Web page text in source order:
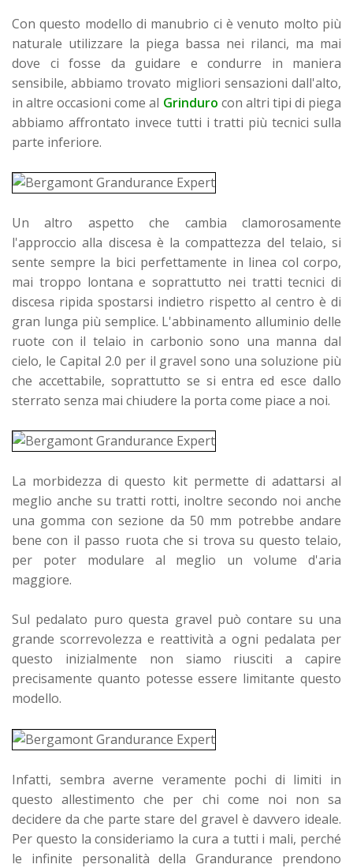
Con questo modello di manubrio ci è venuto molto più
naturale utilizzare la piega bassa nei rilanci, ma mai
dove ci fosse da guidare e condurre in maniera
sensibile, abbiamo trovato migliori sensazioni dall'alto,
in altre occasioni come al Grinduro con altri tipi di piega
abbiamo affrontato invece tutti i tratti più tecnici sulla
parte inferiore.
Un altro aspetto che cambia clamorosamente
l'approccio alla discesa è la compattezza del telaio, si
sente sempre la bici perfettamente in linea col corpo,
mai troppo lontana e soprattutto nei tratti tecnici di
discesa ripida spostarsi indietro rispetto al centro è di
gran lunga più semplice. L'abbinamento alluminio delle
ruote con il telaio in carbonio sono una manna dal
cielo, le Capital 2.0 per il gravel sono una soluzione più
che accettabile, soprattutto se si entra ed esce dallo
sterrato senza mai chiudere la porta come piace a noi.
La morbidezza di questo kit permette di adattarsi al
meglio anche su tratti rotti, inoltre secondo noi anche
una gomma con sezione da 50 mm potrebbe andare
bene con il passo ruota che si trova su questo telaio,
per poter modulare al meglio un volume d'aria
maggiore.
Sul pedalato puro questa gravel può contare su una
grande scorrevolezza e reattività a ogni pedalata per
questo inizialmente non siamo riusciti a capire
precisamente quanto potesse essere limitante questo
modello.
Infatti, sembra averne veramente pochi di limiti in
questo allestimento che per chi come noi non sa
decidere da che parte stare del gravel è davvero ideale.
Per questo la consideriamo la cura a tutti i mali, perché
le infinite personalità della Grandurance prendono